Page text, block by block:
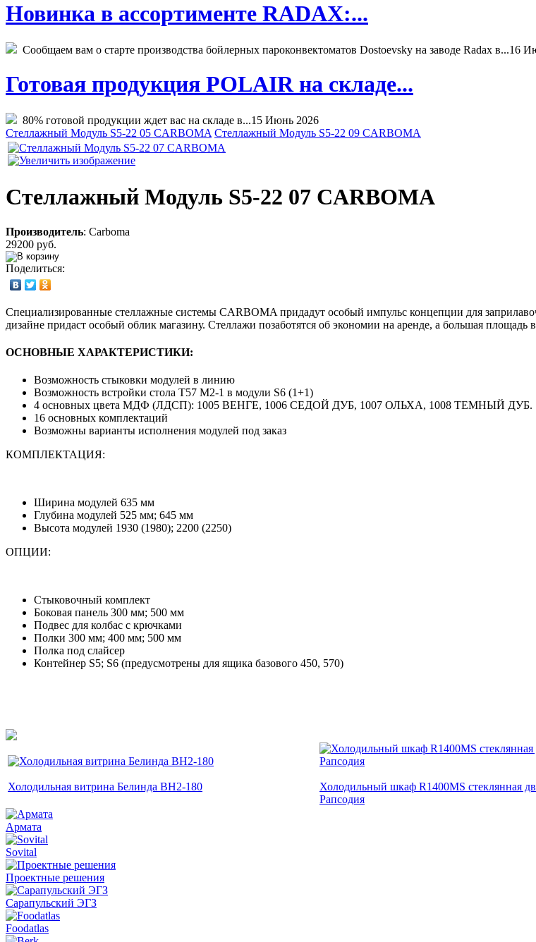
Новинка в ассортименте RADAX:...
Сообщаем вам о старте производства бойлерных пароконвектоматов Dostoevsky на заводе Radax в...16
Готовая продукция POLAIR на складе...
80% готовой продукции ждет вас на складе в...15 Июнь 2026
Стеллажный Модуль S5-22 05 CARBOMA Стеллажный Модуль S5-22 09 CARBOMA
Стеллажный Модуль S5-22 07 CARBOMA
Производитель: Carboma
29200 руб.
Поделиться:
Специализированные стеллажные системы CARBOMA придадут особый импульс концепции для
дизайне придаст особый облик магазину. Стеллажи позаботятся об экономии на аренде, а большая
ОСНОВНЫЕ ХАРАКТЕРИСТИКИ:
Возможность стыковки модулей в линию
Возможность встройки стола T57 M2-1 в модули S6 (1+1)
4 основных цвета МДФ (ЛДСП): 1005 ВЕНГЕ, 1006 СЕДОЙ ДУБ, 1007 ОЛЬХА, 1008 ТЕМНЫЙ ДУБ.
16 основных комплектаций
Возможны варианты исполнения модулей под заказ
КОМПЛЕКТАЦИЯ:
Ширина модулей 635 мм
Глубина модулей 525 мм; 645 мм
Высота модулей 1930 (1980); 2200 (2250)
ОПЦИИ:
Стыковочный комплект
Боковая панель 300 мм; 500 мм
Подвес для колбас с крючками
Полки 300 мм; 400 мм; 500 мм
Полка под слайсер
Контейнер S5; S6 (предусмотрены для ящика базового 450, 570)
Холодильная витрина Белинда ВН2-180
Холодильный шкаф R1400MS стеклянная
Рапсодия
Армата
Sovital
Проектные решения
Сарапульский ЭГЗ
Foodatlas